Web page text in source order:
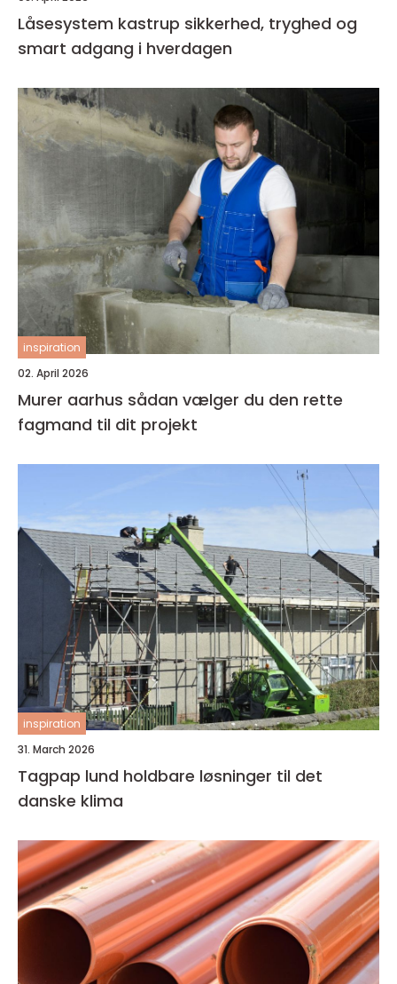
Låsesystem kastrup sikkerhed, tryghed og
smart adgang i hverdagen
inspiration
02. April 2026
Murer aarhus sådan vælger du den rette
fagmand til dit projekt
inspiration
31. March 2026
Tagpap lund holdbare løsninger til det
danske klima